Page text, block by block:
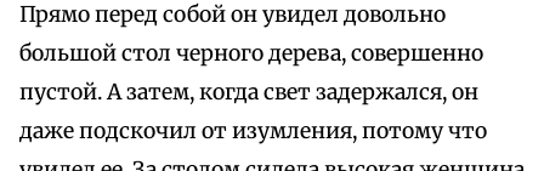
Прямо перед собой он увидел довольно
большой стол черного дерева, совершенно
пустой. А затем, когда свет задержался, он
даже подскочил от изумления, потому что